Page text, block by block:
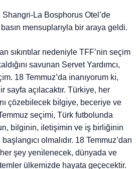
Shangri-La Bosphorus Otel’de
mensuplarıyla bir araya geldi.
sıkıntılar nedeniyle TFF’nin seçim
savunan Servet Yardımcı,
18 Temmuz’da ı̇nanıyorum kı̇,
sayfa açılacaktır. Türkı̇ye, her
çözebı̇lecek bı̇lgı̇ye, becerı̇ye ve
seçı̇mı̇, Türk futbolunda
ı̇letı̇şı̇mı̇n ve ı̇ş bı̇rlı̇ğı̇nı̇n
olmalıdır. 18 Temmuz’dan
şey yenı̇lenecek, dünyada ve
ülkemı̇zde hayata geçecektı̇r.